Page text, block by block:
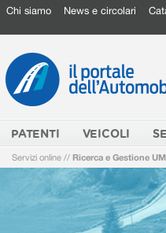
Chi siamo News e circolari
PATENTI VEICOLI
Servizi online // Ricerca e Gestione